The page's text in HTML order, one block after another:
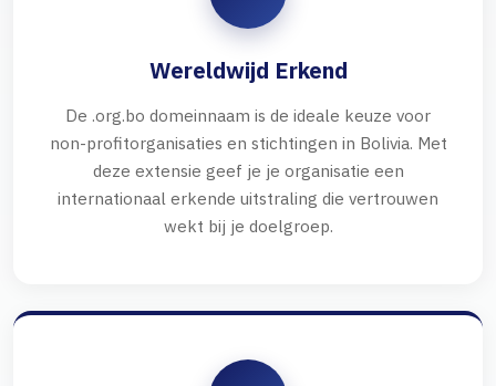
Wereldwijd Erkend
De .org.bo domeinnaam is de ideale keuze voor
non-profitorganisaties en stichtingen in Bolivia. Met
deze extensie geef je je organisatie een
internationaal erkende uitstraling die vertrouwen
wekt bij je doelgroep.